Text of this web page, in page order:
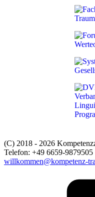
(C) 2018 - 2026
Telefon: +49 6659-9879505
willkommen@kompetenz-